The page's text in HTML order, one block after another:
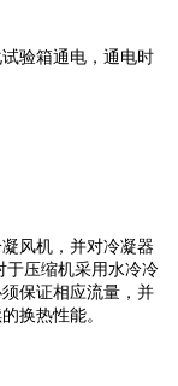
验箱通电，通电时
风机，并对冷凝器
于压缩机采用水冷冷
保证相应流量，并
换热性能。